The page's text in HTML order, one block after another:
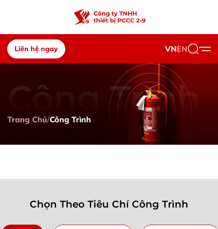
Liên hệ ngay VNEN
Công Trình
Trang Chủ Công Trình
Chọn Theo Tiêu Chí Công Trình